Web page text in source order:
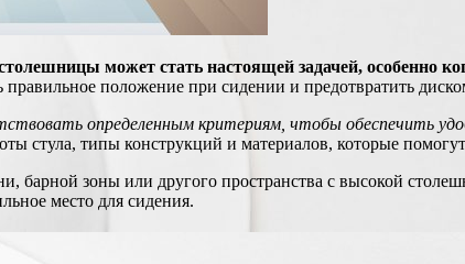
может стать настоящей задачей, особенно
положение при сидении и предотвратить
определенным критериям, чтобы обеспечить
стула, типы конструкций и материалов, которые
барной зоны или другого пространства с высокой
место для сидения.